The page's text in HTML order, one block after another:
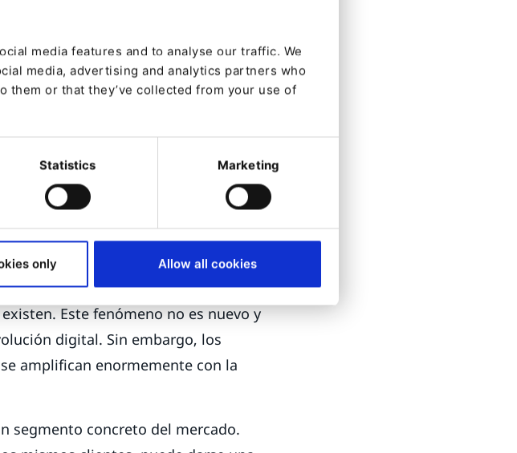
media features and to analyse our traffic. We
media, advertising and analytics partners who
them or that they’ve collected from your use of
Statistics Marketing
only Allow all cookies
tener tanto éxito, que se ha creado
aumentar los ingresos en el
empresas intermediarias desempeñan
sacar el máximo partido del canal.
de Amazon, así como del
un negocio en el canal, a pesar de
están ayudando a vender.
o engullirlos
digitales presenta muchas
los más importantes para las
Este fenómeno no es nuevo y
digital. Sin embargo, los
amplifican enormemente con la
segmento concreto del mercado.